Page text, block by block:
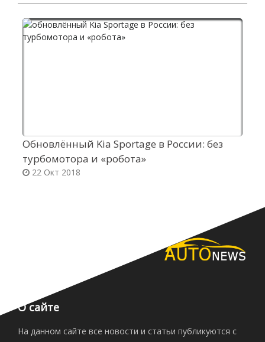
Обновлённый Kia Sportage в России: без
турбомотора и «робота»
22 Окт 2018
О сайте
На данном сайте все новости и статьи публикуются с